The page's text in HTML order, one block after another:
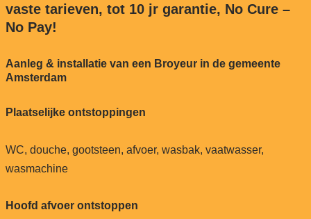
vaste tarieven, tot 10 jr garantie, No Cure –
No Pay!
Aanleg & installatie van een Broyeur in de gemeente
Amsterdam
Plaatselijke ontstoppingen
WC, douche, gootsteen, afvoer, wasbak, vaatwasser,
wasmachine
Hoofd afvoer ontstoppen